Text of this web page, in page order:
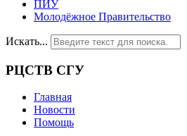
ПИУ
Молодёжное Правительство
Искать...
РЦСТВ СГУ
Главная
Новости
Помощь